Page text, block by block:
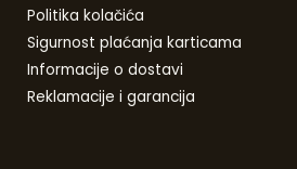
Politika kolačića
Sigurnost plaćanja karticama
Informacije o dostavi
Reklamacije i garancija